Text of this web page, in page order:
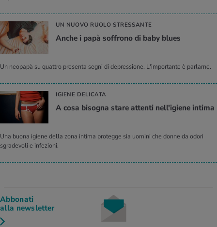
UN NUOVO RUOLO STRESSANTE
Anche i papà soffrono di baby blues
Un neopapà su quattro presenta segni di depressione. L'importante è parlarne.
IGIENE DELICATA
A cosa bisogna stare attenti nell'igiene intima
Una buona igiene della zona intima protegge sia uomini che donne da odori
sgradevoli e infezioni.
Abbonati
alla newsletter